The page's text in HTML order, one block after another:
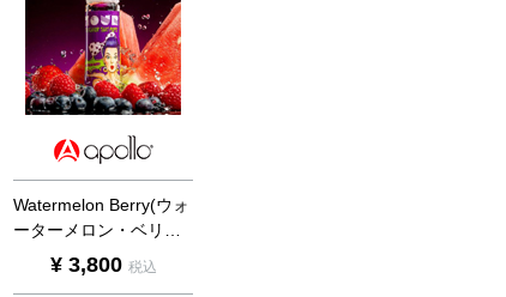
Watermelon Berry(ウ ォ
ーター メ ロ ン ・ ベリ
¥ 3,800 税込